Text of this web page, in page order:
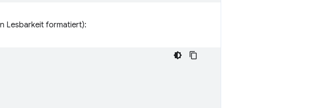
Lesbarkeit formatiert):